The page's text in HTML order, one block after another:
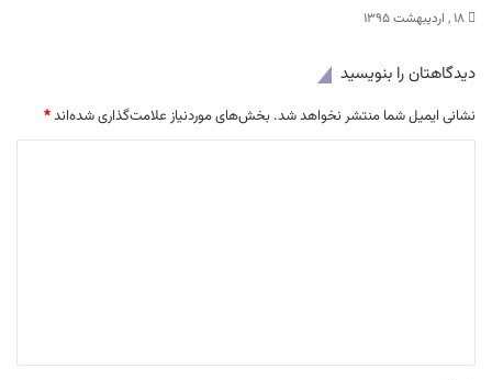
۱۸ , اردیبهشت ۱۳۹۵
دیدگاهتان را بنویسید
نشانی ایمیل شما منتشر نخواهد شد. بخش‌های موردنیاز علامت‌گذاری شده‌اند*